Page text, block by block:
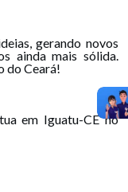
gerando novos
ainda mais sólida.
do Ceará!
em Iguatu-CE no